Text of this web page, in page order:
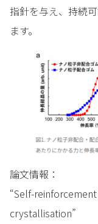
指針を与え、持続
ます。
論文情報：
“Self-
crystallisation”